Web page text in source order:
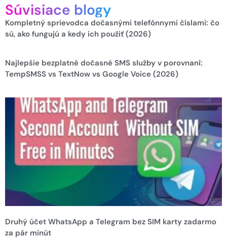
Súvisiace blogy
Kompletný sprievodca dočasnými telefónnymi číslami: čo
sú, ako fungujú a kedy ich použiť (2026)
Najlepšie bezplatné dočasné SMS služby v porovnaní:
TempSMSS vs TextNow vs Google Voice (2026)
Druhý účet WhatsApp a Telegram bez SIM karty zadarmo
za pár minút